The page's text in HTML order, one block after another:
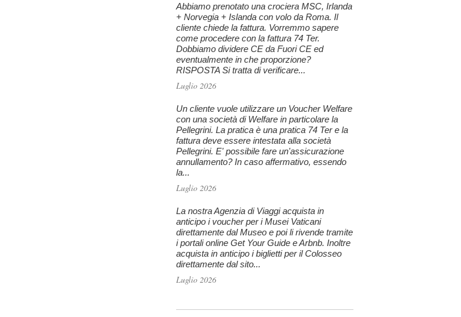
Abbiamo prenotato una crociera MSC, Irlanda
+ Norvegia + Islanda con volo da Roma. Il
cliente chiede la fattura. Vorremmo sapere
come procedere con la fattura 74 Ter.
Dobbiamo dividere CE da Fuori CE ed
eventualmente in che proporzione?
RISPOSTA Si tratta di verificare...
Luglio 2026
Un cliente vuole utilizzare un Voucher Welfare
con una società di Welfare in particolare la
Pellegrini. La pratica è una pratica 74 Ter e la
fattura deve essere intestata alla società
Pellegrini. E' possibile fare un'assicurazione
annullamento? In caso affermativo, essendo
la...
Luglio 2026
La nostra Agenzia di Viaggi acquista in
anticipo i voucher per i Musei Vaticani
direttamente dal Museo e poi li rivende tramite
i portali online Get Your Guide e Arbnb. Inoltre
acquista in anticipo i biglietti per il Colosseo
direttamente dal sito...
Luglio 2026